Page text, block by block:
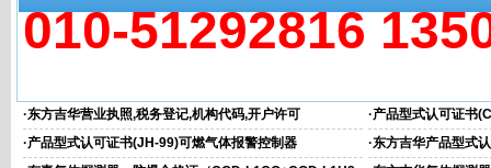
010-51292816
·东方吉华营业执照,税务登记,机构代码,开户许可 ·产品型式认可证书
·产品型式认可证书(JH-99)可燃气体报警控制器 ·东方吉华产品型式